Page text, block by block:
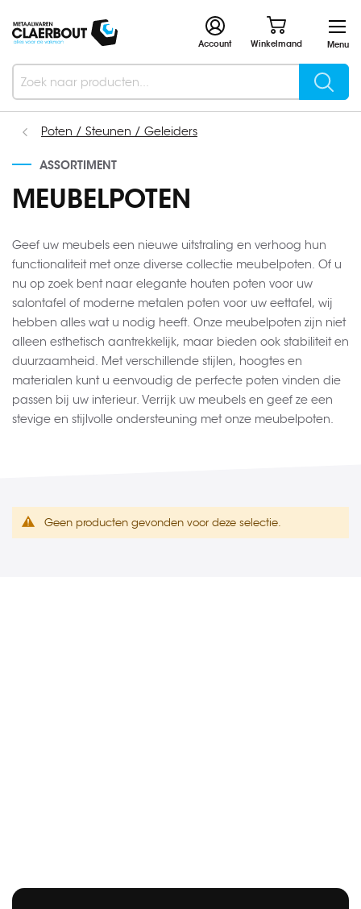
Menu
Winkelmand
Account
Search
Poten / Steunen / Geleiders
ASSORTIMENT
MEUBELPOTEN
Geef uw meubels een nieuwe uitstraling en verhoog hun
functionaliteit met onze diverse collectie meubelpoten. Of u
nu op zoek bent naar elegante houten poten voor uw
salontafel of moderne metalen poten voor uw eettafel, wij
hebben alles wat u nodig heeft. Onze meubelpoten zijn niet
alleen esthetisch aantrekkelijk, maar bieden ook stabiliteit en
duurzaamheid. Met verschillende stijlen, hoogtes en
materialen kunt u eenvoudig de perfecte poten vinden die
passen bij uw interieur. Verrijk uw meubels en geef ze een
stevige en stijlvolle ondersteuning met onze meubelpoten.
Geen producten gevonden voor deze selectie.